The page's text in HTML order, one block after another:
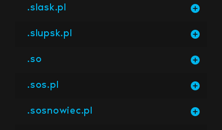
.slask.pl
.slupsk.pl
.so
.sos.pl
.sosnowiec.pl